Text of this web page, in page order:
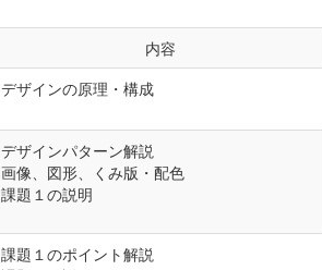
内容
デザインの原理・構成
デザインパターン解説
画像、図形、くみ版・配色
課題１の説明
課題１のポイント解説